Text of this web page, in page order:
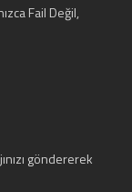
Fail Değil,
göndererek